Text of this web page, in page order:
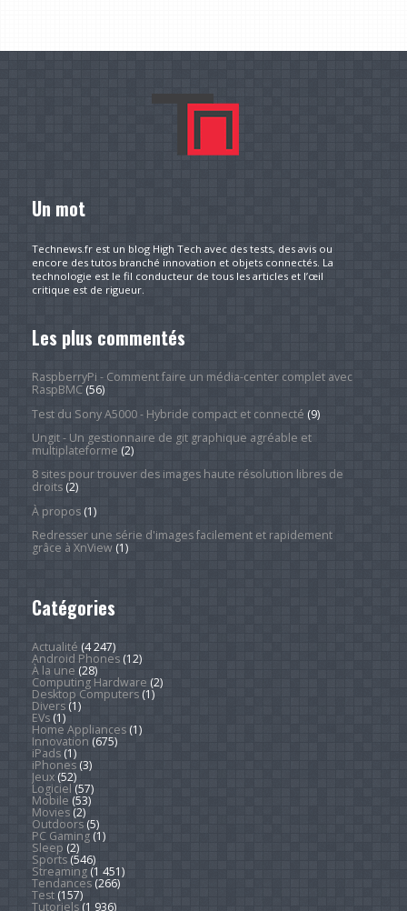
Un mot
Technews.fr est un blog High Tech avec des tests, des avis ou
encore des tutos branché innovation et objets connectés. La
technologie est le fil conducteur de tous les articles et l’œil
critique est de rigueur.
Les plus commentés
RaspberryPi - Comment faire un média-center complet avec
RaspBMC(56)
Test du Sony A5000 - Hybride compact et connecté (9)
Ungit - Un gestionnaire de git graphique agréable et
multiplateforme (2)
8 sites pour trouver des images haute résolution libres de
droits(2)
À propos(1)
Redresser une série d'images facilement et rapidement
grâce à XnView(1)
Catégories
Actualité (4 247)
Android Phones(12)
À la une (28)
Computing Hardware (2)
Desktop Computers(1)
Divers(1)
EVs(1)
Home Appliances(1)
Innovation (675)
iPads(1)
iPhones(3)
Jeux(52)
Logiciel (57)
Mobile (53)
Movies(2)
Outdoors(5)
PC Gaming(1)
Sleep (2)
Sports(546)
Streaming(1 451)
Tendances(266)
Test(157)
Tutoriels(1 936)